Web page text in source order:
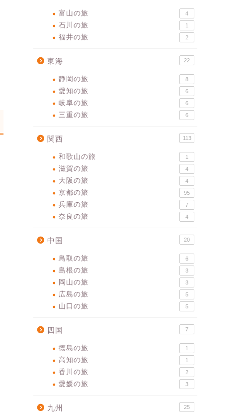
富山の旅 4
石川の旅 1
福井の旅 2
東海 22
静岡の旅 8
愛知の旅 6
岐阜の旅 6
三重の旅 6
関西 113
和歌山の旅 1
滋賀の旅 4
大阪の旅 4
京都の旅 95
兵庫の旅 7
奈良の旅 4
中国 20
鳥取の旅 6
島根の旅 3
岡山の旅 3
広島の旅 5
山口の旅 5
四国 7
徳島の旅 1
高知の旅 1
香川の旅 2
愛媛の旅 3
九州 25